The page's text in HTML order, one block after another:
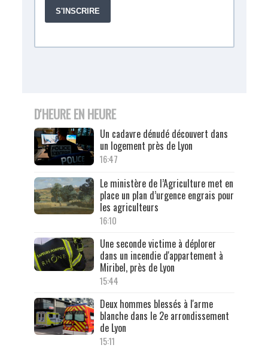
D'HEURE EN HEURE
Un cadavre dénudé découvert dans
un logement près de Lyon
16:47
Le ministère de l’Agriculture met en
place un plan d’urgence engrais pour
les agriculteurs
16:10
Une seconde victime à déplorer
dans un incendie d'appartement à
Miribel, près de Lyon
15:44
Deux hommes blessés à l'arme
blanche dans le 2e arrondissement
de Lyon
15:11